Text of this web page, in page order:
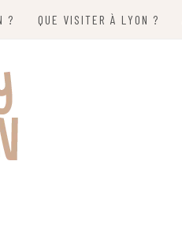
? QUE VISITER À LYON ?